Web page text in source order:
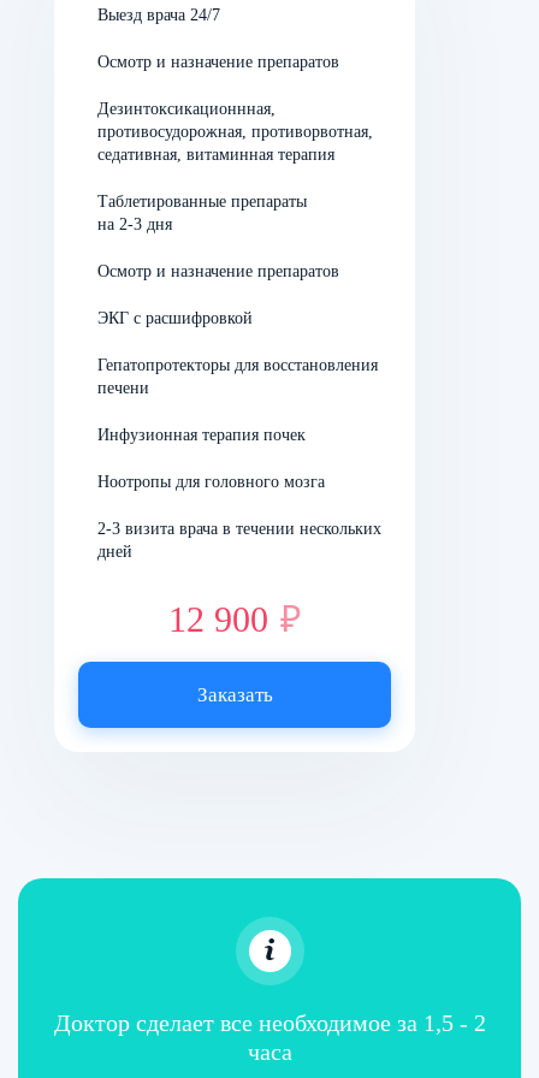
становится следствием длительного употребления
опиата. Она тяжело протекает и непросто купируется,
требуя обязательной госпитализации в наркологическую
клинику. Абстинентный синдром проходит в несколько
Уже в первые сутки после отмены происходят
изменения в организме: поднимается температура,
появляются проблемы с дыханием (могут стать
расслабления, ни отдыха. Общая симптоматика
заболеваний.
На следующий день к физическим проявлениям
добавляются психические изменения. На фоне
постоянно нарастающей боли наркоман чувствует
апатии к агрессивности.
С каждым днем боли становятся такой силы, что
зависимый допускает мысли о суициде или
криминале, чтобы любым способом найти деньги на
Симптомы могут несколько варьироваться у разных
людей в зависимости от их чувствительности и болевого
неприятных ощущений в области головы, рук, ног,
сердца. Очень важно вовремя обратиться в
Выезд врача 24/7
Осмотр и назначение препаратов
Дезинтоксикационнная,
противосудорожная, противорвотная,
седативная, витаминная терапия
Таблетированные препараты
на 2-3 дня
Осмотр и назначение препаратов
ЭКГ с расшифровкой
Гепатопротекторы для восстановления
печени
Инфузионная терапия почек
Ноотропы для головного мозга
2-3 визита врача в течении нескольких
дней
12 900 ₽
Заказать
Доктор сделает все необходимое за 1,5 - 2
часа